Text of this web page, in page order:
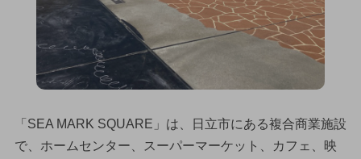
「SEA MARK SQUARE」は、日立市にある複合商業施設
で、ホームセンター、スーパーマーケット、カフェ、映